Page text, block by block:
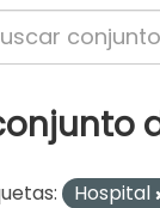
Hospital